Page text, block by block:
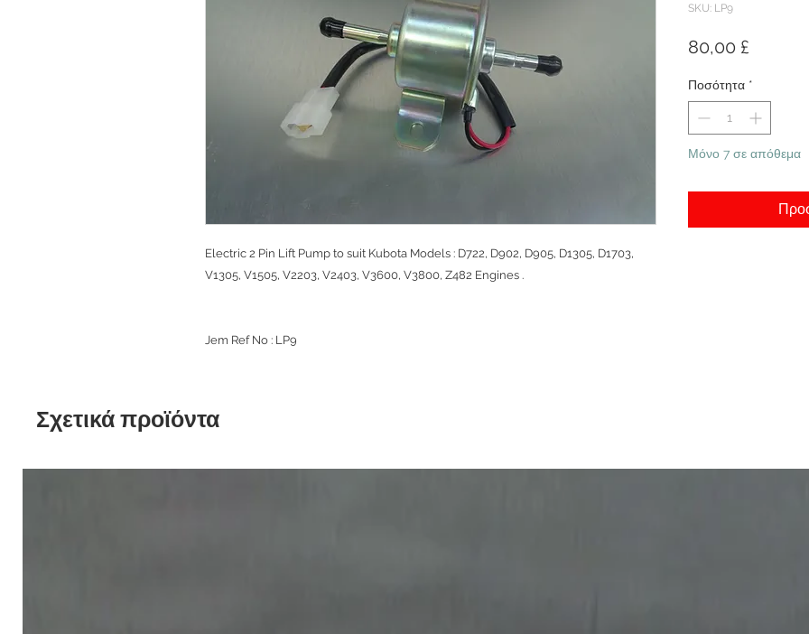
Electric 2 Pin Lift Pump to suit Kubota Models : D722, D902, D905, D1305, D1703,
V1305, V1505, V2203, V2403, V3600, V3800, Z482 Engines .
Jem Ref No : LP9
SKU: LP9
80,00 £
Ποσότητα *
Μόνο 7 σε απόθεμα
Σχετικά προϊόντα